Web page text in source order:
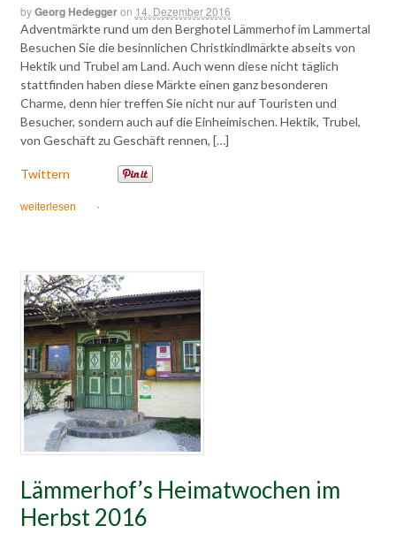
byGeorg Hedeggeron 14. Dezember 2016
Adventmärkte rund um den Berghotel Lämmerhof im Lammertal
Besuchen Sie die besinnlichen Christkindlmärkte abseits von
Hektik und Trubel am Land. Auch wenn diese nicht täglich
stattfinden haben diese Märkte einen ganz besonderen
Charme, denn hier treffen Sie nicht nur auf Touristen und
Besucher, sondern auch auf die Einheimischen. Hektik, Trubel,
von Geschäft zu Geschäft rennen, […]
Twittern
weiterlesen ·
Lämmerhof’s Heimatwochen im
Herbst 2016